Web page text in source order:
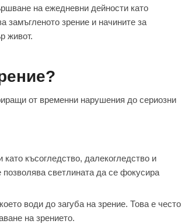
на ежедневни дейности като
замъгленото зрение и начините за
живот.
от временни нарушения до сериозни
късогледство, далекогледство и
позволява светлината да се фокусира
води до загуба на зрение. Това е често
на зрението.